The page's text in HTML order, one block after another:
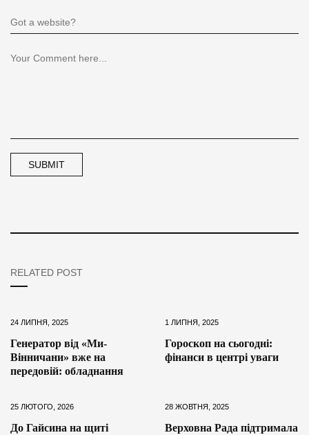
RELATED POST
24 ЛИПНЯ, 2025
Генератор від «Ми-
Вінничани» вже на
передовій: обладнання
1 ЛИПНЯ, 2025
Гороскоп на сьогодні:
фінанси в центрі уваги
25 ЛЮТОГО, 2026
До Гайсина на щиті
28 ЖОВТНЯ, 2025
Верховна Рада підтримала